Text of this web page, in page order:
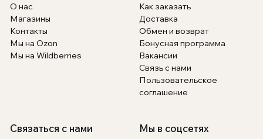
О нас
Магазины
Контакты
Мы на Ozon
Мы на Wildberries
Как заказать
Доставка
Обмен и возврат
Бонусная программа
Вакансии
Связь с нами
Пользовательское
соглашение
Связаться с нами Мы в соцсетях